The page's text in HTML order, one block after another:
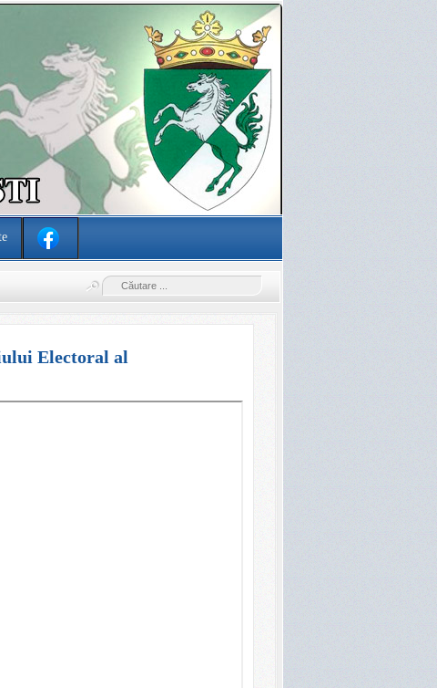
Electoral al